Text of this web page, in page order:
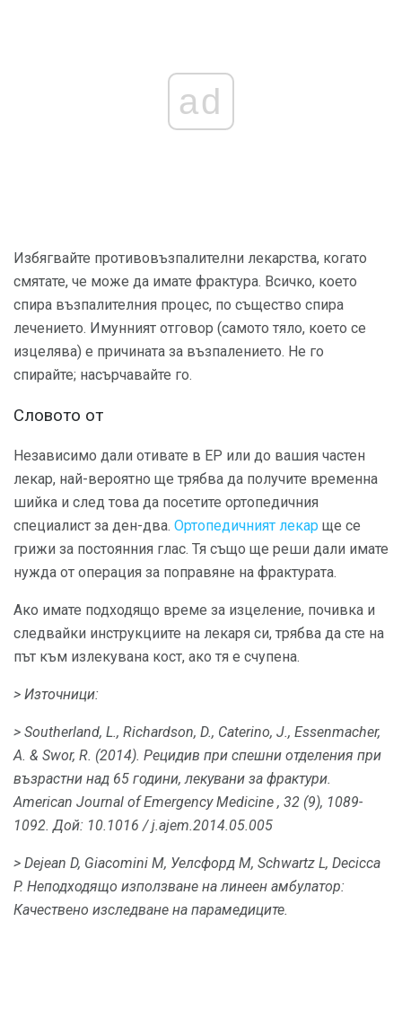
ad
Избягвайте противовъзпалителни лекарства, когато
смятате, че може да имате фрактура. Всичко, което
спира възпалителния процес, по същество спира
лечението. Имунният отговор (самото тяло, което се
изцелява) е причината за възпалението. Не го
спирайте; насърчавайте го.
Словото от
Независимо дали отивате в ЕР или до вашия частен
лекар, най-вероятно ще трябва да получите временна
шийка и след това да посетите ортопедичния
специалист за ден-два. Ортопедичният лекар ще се
грижи за постоянния глас. Тя също ще реши дали имате
нужда от операция за поправяне на фрактурата.
Ако имате подходящо време за изцеление, почивка и
следвайки инструкциите на лекаря си, трябва да сте на
път към излекувана кост, ако тя е счупена.
> Източници:
> Southerland, L., Richardson, D., Caterino, J., Essenmacher,
A. & Swor, R. (2014). Рецидив при спешни отделения при
възрастни над 65 години, лекувани за фрактури.
American Journal of Emergency Medicine , 32 (9), 1089-
1092. Дой: 10.1016 / j.ajem.2014.05.005
> Dejean D, Giacomini M, Уелсфорд М, Schwartz L, Decicca
P. Неподходящо използване на линеен амбулатор:
Качествено изследване на парамедиците.